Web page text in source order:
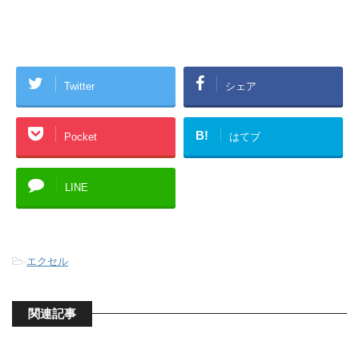
Twitter シェア
Pocket B! はてブ
LINE
-エクセル
関連記事